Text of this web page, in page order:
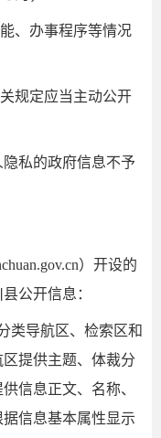
、办事程序等情况
规定应当主动公开
私的政府信息不予
）开设的
公开信息：
类导航区、检索区和
提供主题、体裁分
信息正文、名称、
信息基本属性显示